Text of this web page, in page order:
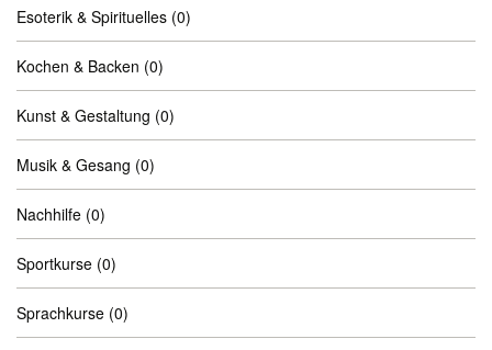
Esoterik & Spirituelles (0)
Kochen & Backen (0)
Kunst & Gestaltung (0)
Musik & Gesang (0)
Nachhilfe (0)
Sportkurse (0)
Sprachkurse (0)